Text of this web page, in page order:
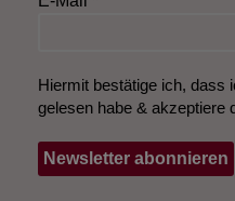
Hiermit bestätige ich, dass
gelesen habe & akzeptiere